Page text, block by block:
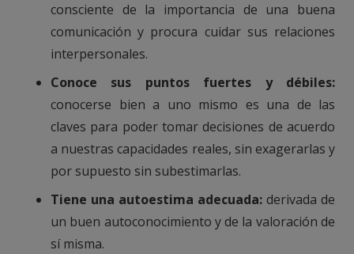
consciente de la importancia de una buena
comunicación y procura cuidar sus relaciones
interpersonales.
Conoce sus puntos fuertes y débiles:
conocerse bien a uno mismo es una de las
claves para poder tomar decisiones de acuerdo
a nuestras capacidades reales, sin exagerarlas y
por supuesto sin subestimarlas.
Tiene una autoestima adecuada: derivada de
un buen autoconocimiento y de la valoración de
sí misma.